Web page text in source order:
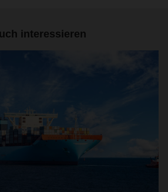
interessieren